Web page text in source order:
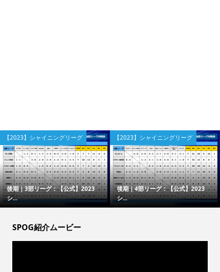
【2023】シャイニングリーグ
後期｜3部リーグ：【公式】2023
シ...
【2023】シャイニングリーグ
後期｜4部リーグ：【公式】2023
シ...
SPOG紹介ムービー